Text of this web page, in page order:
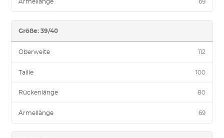
Ärmellänge 69
Größe: 39/40
Oberweite 112
Taille 100
Rückenlänge 80
Ärmellänge 69